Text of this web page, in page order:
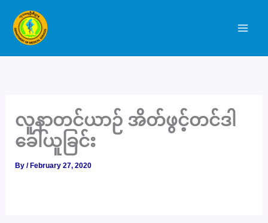
content
လူနာတင်ယာဉ် အိတ်ဖွင့်တင်ဒါ
ခေါ်ယူခြင်း
By/ February 27, 2020